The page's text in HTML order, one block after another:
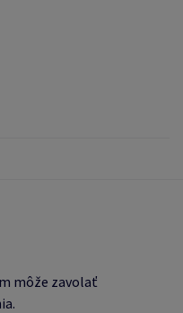
môže zavolať